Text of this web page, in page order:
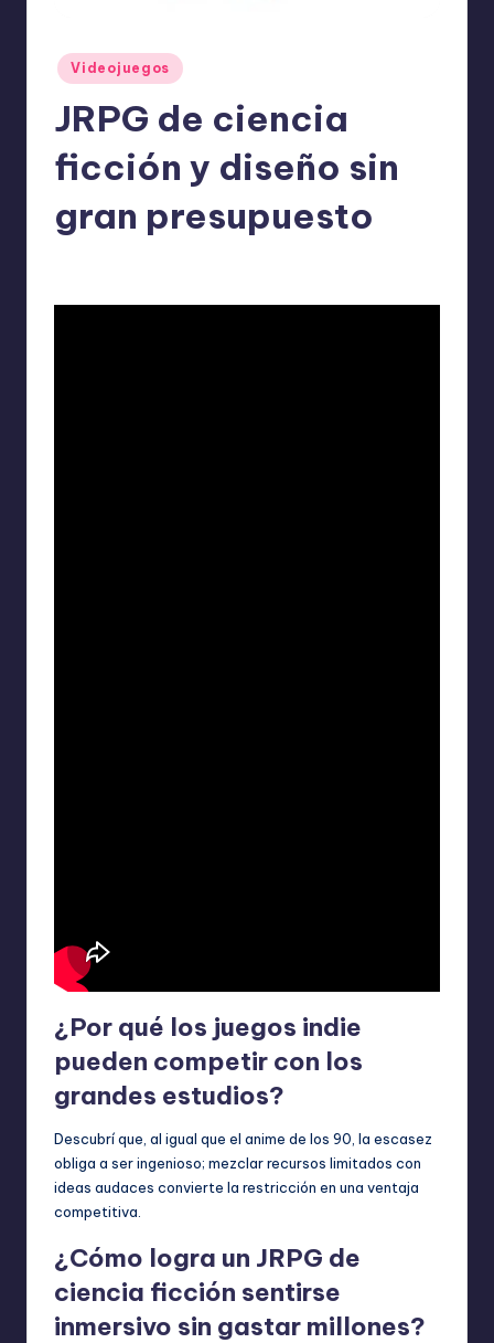
Publicado
en
Videojuegos
JRPG de ciencia
ficción y diseño sin
gran presupuesto
¿Por qué los juegos indie
pueden competir con los
grandes estudios?
Descubrí que, al igual que el anime de los 90, la escasez
obliga a ser ingenioso; mezclar recursos limitados con
ideas audaces convierte la restricción en una ventaja
competitiva.
¿Cómo logra un JRPG de
ciencia ficción sentirse
inmersivo sin gastar millones?